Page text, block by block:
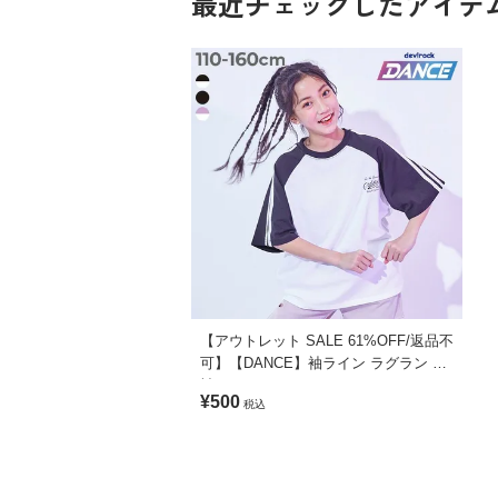
【アウトレット SALE 61%OFF/返品不
可】【DANCE】袖ライン ラグラン 半
¥500 税込